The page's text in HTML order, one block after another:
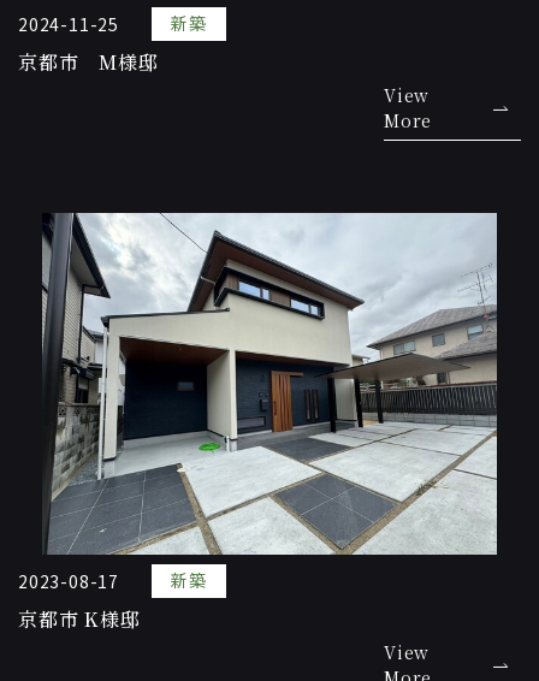
2024-11-25 新築
京都市 M様邸
View
More
2023-08-17 新築
京都市 K様邸
View